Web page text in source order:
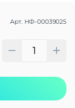
Арт. НФ-00039025